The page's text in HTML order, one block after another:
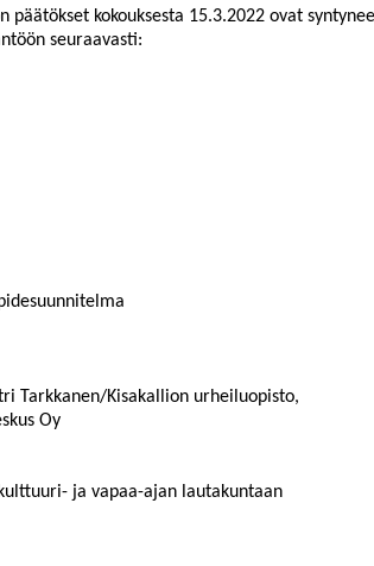
kokouksesta 15.3.2022 ovat
seuraavasti:
Tarkkanen/Kisakallion urheiluopisto,
Oy
ja vapaa-ajan lautakuntaan